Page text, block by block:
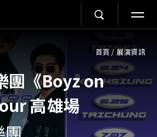
首頁 / 展演資訊
團《Boyz on
高雄場
團